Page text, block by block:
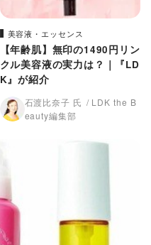
美容液・エッセンス
【年齢肌】無印の1490円リン
クル美容液の実力は？｜『LD
K』が紹介
石渡比奈子 氏
LDK the B
eauty編集部